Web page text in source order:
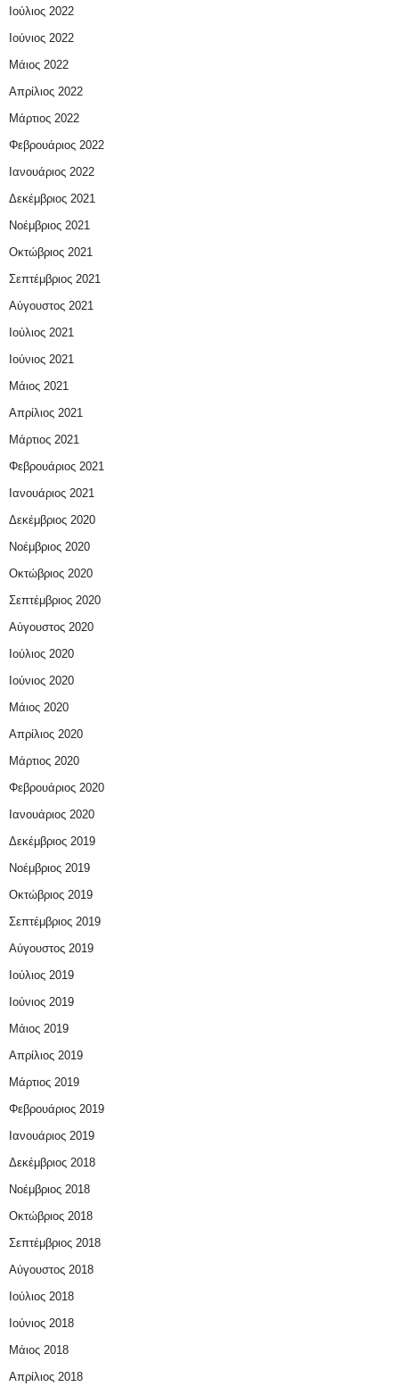
Ιούλιος 2022
Ιούνιος 2022
Μάιος 2022
Απρίλιος 2022
Μάρτιος 2022
Φεβρουάριος 2022
Ιανουάριος 2022
Δεκέμβριος 2021
Νοέμβριος 2021
Οκτώβριος 2021
Σεπτέμβριος 2021
Αύγουστος 2021
Ιούλιος 2021
Ιούνιος 2021
Μάιος 2021
Απρίλιος 2021
Μάρτιος 2021
Φεβρουάριος 2021
Ιανουάριος 2021
Δεκέμβριος 2020
Νοέμβριος 2020
Οκτώβριος 2020
Σεπτέμβριος 2020
Αύγουστος 2020
Ιούλιος 2020
Ιούνιος 2020
Μάιος 2020
Απρίλιος 2020
Μάρτιος 2020
Φεβρουάριος 2020
Ιανουάριος 2020
Δεκέμβριος 2019
Νοέμβριος 2019
Οκτώβριος 2019
Σεπτέμβριος 2019
Αύγουστος 2019
Ιούλιος 2019
Ιούνιος 2019
Μάιος 2019
Απρίλιος 2019
Μάρτιος 2019
Φεβρουάριος 2019
Ιανουάριος 2019
Δεκέμβριος 2018
Νοέμβριος 2018
Οκτώβριος 2018
Σεπτέμβριος 2018
Αύγουστος 2018
Ιούλιος 2018
Ιούνιος 2018
Μάιος 2018
Απρίλιος 2018